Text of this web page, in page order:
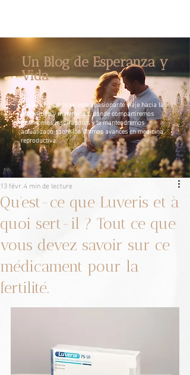
Un Blog de Esperanza y
Vida
Únete a nosotros en este apasionante viaje hacia la
paternidad y maternidad, donde compartiremos
testimonios inspiradores y te mantendremos
actualizado sobre los últimos avances en medicina
reproductiva.
Qu'est-ce que Luveris et à
quoi sert-il ? Tout ce que
vous devez savoir sur ce
médicament pour la
fertilité.
13 févr.4 min de lecture